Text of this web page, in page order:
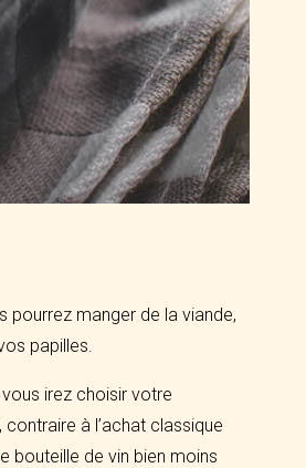
manger de la viande,
papilles.
irez choisir votre
à l’achat classique
bouteille de vin bien moins